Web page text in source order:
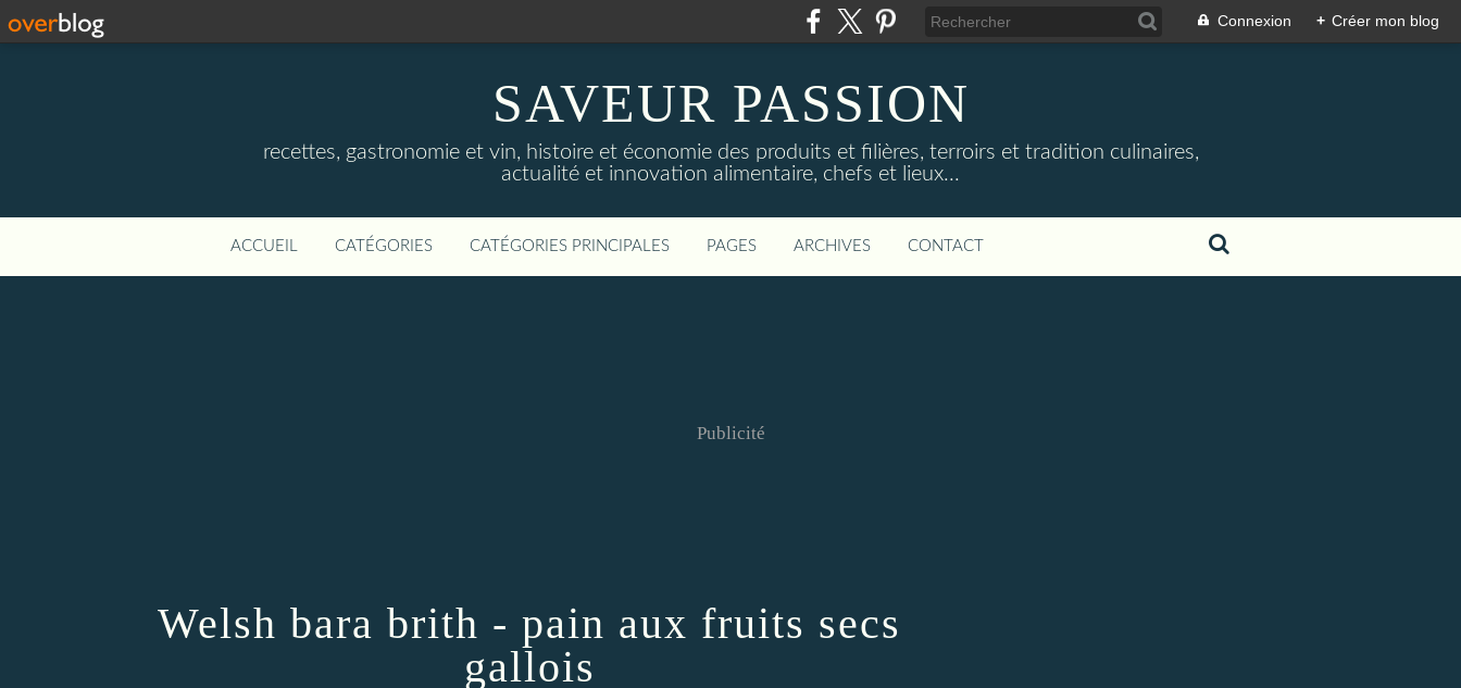
Connexion + Créer mon blog
SAVEUR PASSION
recettes, gastronomie et vin, histoire et économie des produits et filières, terroirs et tradition culinaires,
actualité et innovation alimentaire, chefs et lieux...
ACCUEIL CATÉGORIES CATÉGORIES PRINCIPALES PAGES ARCHIVES CONTACT
Publicité
Welsh bara brith - pain aux fruits secs
gallois